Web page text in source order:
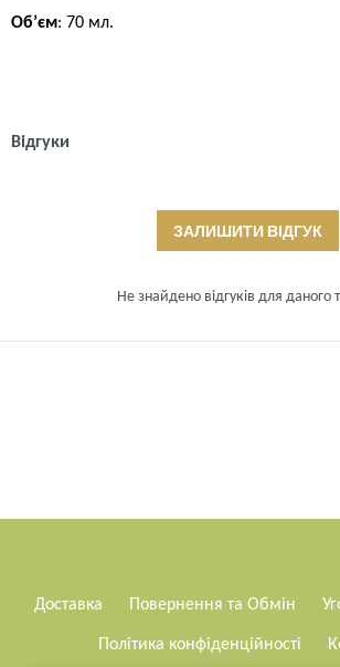
Об’єм: 70 мл.
Відгуки
ЗАЛИШИТИ ВІДГУК
Не знайдено відгуків для даного
Доставка Повернення та Обмін
Політика конфіденційності